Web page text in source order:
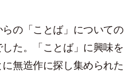
の「ことば」についての
た。「ことば」に興味を
無造作に探し集められた